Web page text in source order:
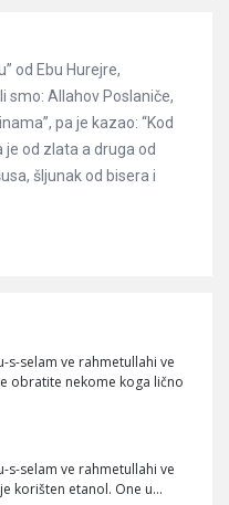
od Ebu Hurejre,
smo: Allahov Poslaniče,
pa je kazao: “Kod
od zlata a druga od
šljunak od bisera i
s-selam ve rahmetullahi ve
obratite nekome koga lično
s-selam ve rahmetullahi ve
korišten etanol. One u…